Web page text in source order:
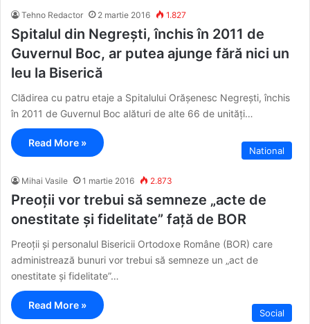
Tehno Redactor 2 martie 2016 1.827
Spitalul din Negrești, închis în 2011 de
Guvernul Boc, ar putea ajunge fără nici un
leu la Biserică
Clădirea cu patru etaje a Spitalului Orășenesc Negrești, închis
în 2011 de Guvernul Boc alături de alte 66 de unități…
Read More »
National
Mihai Vasile 1 martie 2016 2.873
Preoții vor trebui să semneze „acte de
onestitate și fidelitate” față de BOR
Preoții și personalul Bisericii Ortodoxe Române (BOR) care
administrează bunuri vor trebui să semneze un „act de
onestitate și fidelitate”…
Read More »
Social